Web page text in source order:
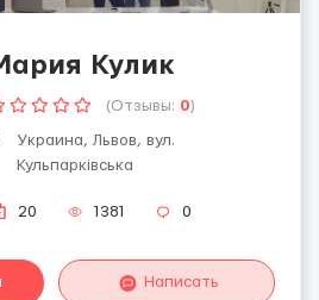
Кулик
(Отзывы: 0)
Украина, Львов, вул.
Кульпарківська
20 1381 0
Написать